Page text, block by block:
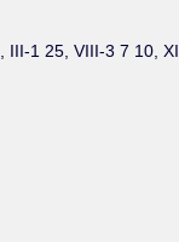
III-1 25, VIII-3 7 10,